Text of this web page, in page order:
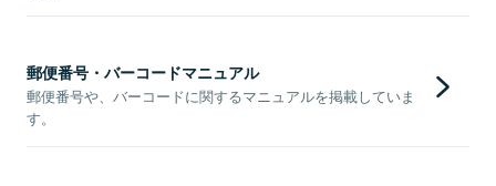
郵便番号・バーコードマニュアル
郵便番号や、バーコードに関するマニュアルを掲載していま
す。